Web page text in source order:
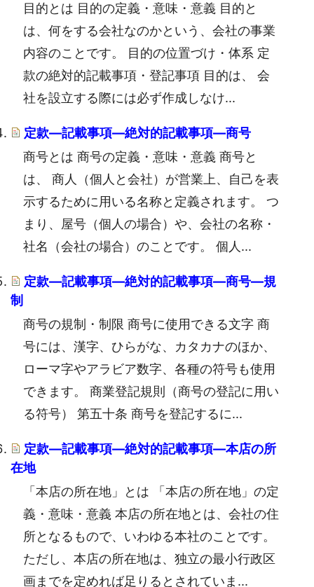
目的とは 目的の定義・意味・意義 目的と
は、何をする会社なのかという、会社の事業
内容のことです。 目的の位置づけ・体系 定
款の絶対的記載事項・登記事項 目的は、 会
社を設立する際には必ず作成しなけ...
定款―記載事項―絶対的記載事項―商号
商号とは 商号の定義・意味・意義 商号と
は、 商人（個人と会社）が営業上、自己を表
示するために用いる名称と定義されます。 つ
まり、屋号（個人の場合）や、会社の名称・
社名（会社の場合）のことです。 個人...
定款―記載事項―絶対的記載事項―商号―規
制
商号の規制・制限 商号に使用できる文字 商
号には、漢字、ひらがな、カタカナのほか、
ローマ字やアラビア数字、各種の符号も使用
できます。 商業登記規則（商号の登記に用い
る符号） 第五十条 商号を登記するに...
定款―記載事項―絶対的記載事項―本店の所
在地
「本店の所在地」とは 「本店の所在地」の定
義・意味・意義 本店の所在地とは、会社の住
所となるもので、いわゆる本社のことです。
ただし、本店の所在地は、独立の最小行政区
画までを定めれば足りるとされていま...